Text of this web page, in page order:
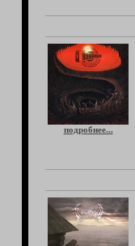
подробнее...